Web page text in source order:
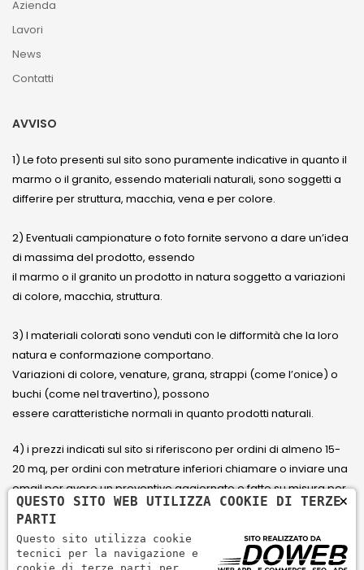
Azienda
Lavori
News
Contatti
AVVISO
1) Le foto presenti sul sito sono puramente indicative in quanto il
marmo o il granito, essendo materiali naturali, sono soggetti a
differire per struttura, macchia, vena e per colore.
2) Eventuali campionature o foto fornite servono a dare un’idea
di massima del prodotto, essendo
il marmo o il granito un prodotto in natura soggetto a variazioni
di colore, macchia, struttura.
3) I materiali colorati sono venduti con le difformità che la loro
natura e conformazione comportano.
Variazioni di colore, venature, grana, strappi (come l’onice) o
buchi (come nel travertino), possono
essere caratteristiche normali in quanto prodotti naturali.
4) i prezzi indicati sul sito si riferiscono per ordini di almeno 15-
20 mq, per ordini con metrature inferiori chiamare o inviare una
email per avere un preventivo aggiornato e fatto su misura per
il cliente.
5) Paga con Carta di credito Visa, Visa Electron, Maestro,
Mastercard tramite il circuito PayPal. PayPal serve per pagare,
×
QUESTO SITO WEB UTILIZZA COOKIE DI TERZE
PARTI
Questo sito utilizza cookie
tecnici per la navigazione e